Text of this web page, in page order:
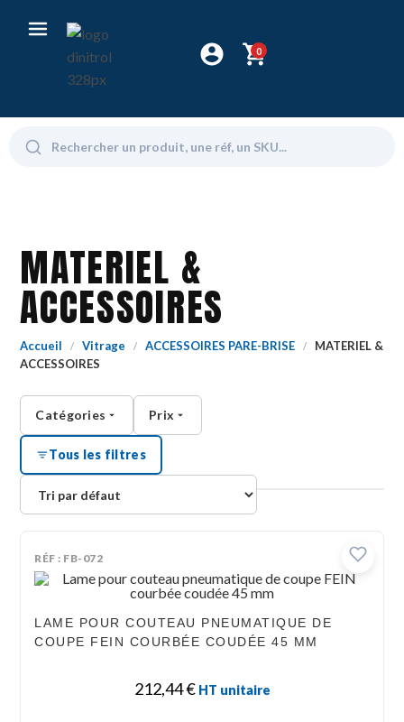
0
MATERIEL &
ACCESSOIRES
Accueil / Vitrage / ACCESSOIRES PARE-BRISE /
MATERIEL &
ACCESSOIRES
Catégories Prix
Tous les filtres
RÉF : FB-072
LAME POUR COUTEAU PNEUMATIQUE DE
COUPE FEIN COURBÉE COUDÉE 45 MM
212,44€ HT unitaire